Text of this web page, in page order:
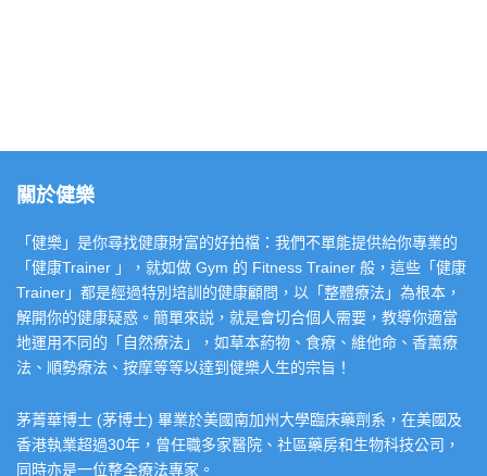
關於健樂
「健樂」是你尋找健康財富的好拍檔：我們不單能提供給你專業的
「健康Trainer 」，就如做 Gym 的 Fitness Trainer 般，這些「健康
Trainer」都是經過特別培訓的健康顧問，以「整體療法」為根本，
解開你的健康疑惑。簡單來説，就是會切合個人需要，教導你適當
地運用不同的「自然療法」，如草本葯物、食療、維他命、香薰療
法、順勢療法、按摩等等以達到健樂人生的宗旨！
茅菁華博士 (茅博士) 畢業於美國南加州大學臨床藥劑系，在美國及
香港執業超過30年，曾任職多家醫院、社區藥房和生物科技公司，
同時亦是一位整全療法專家。